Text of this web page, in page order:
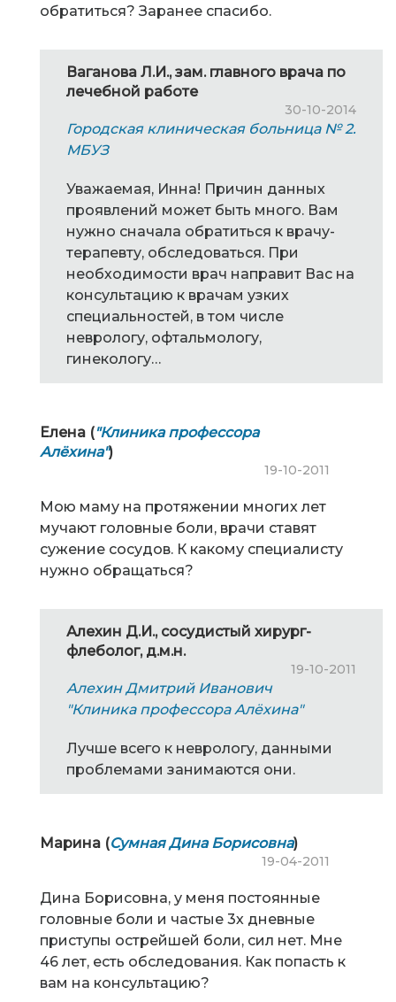
обратиться? Заранее спасибо.
Ваганова Л.И., зам. главного врача по
лечебной работе
30-10-2014
Городская клиническая больница № 2.
МБУЗ
Уважаемая, Инна! Причин данных
проявлений может быть много. Вам
нужно сначала обратиться к врачу-
терапевту, обследоваться. При
необходимости врач направит Вас на
консультацию к врачам узких
специальностей, в том числе
неврологу, офтальмологу,
гинекологу…
Елена ("Клиника профессора
Алёхина")
19-10-2011
Мою маму на протяжении многих лет
мучают головные боли, врачи ставят
сужение сосудов. К какому специалисту
нужно обращаться?
Алехин Д.И., сосудистый хирург-
флеболог, д.м.н.
19-10-2011
Алехин Дмитрий Иванович
"Клиника профессора Алёхина"
Лучше всего к неврологу, данными
проблемами занимаются они.
Марина (Сумная Дина Борисовна)
19-04-2011
Дина Борисовна, у меня постоянные
головные боли и частые 3х дневные
приступы острейшей боли, сил нет. Мне
46 лет, есть обследования. Как попасть к
вам на консультацию?